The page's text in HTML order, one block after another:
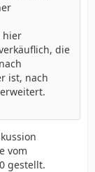
hier
die
ist, nach
vom
gestellt.